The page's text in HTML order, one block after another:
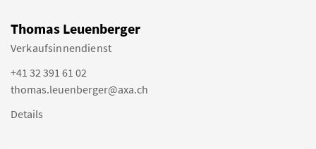
Thomas Leuenberger
Verkaufsinnendienst
+41 32 391 61 02
thomas.leuenberger@axa.ch
Details